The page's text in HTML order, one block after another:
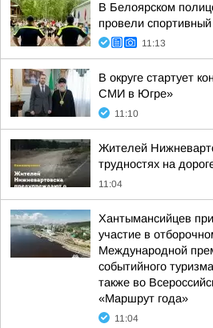
В Белоярском
провели
11:13
В округе стартует
СМИ в Югре»
11:10
Жителей
трудностях на
11:04
Хантымансийцев
участие в
Международной
событийного
также во
«Маршрут года»
11:04